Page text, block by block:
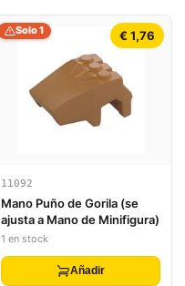
€ 1,76
Solo 1
11092
Mano Puño de Gorila (se
ajusta a Mano de Minifigura)
1 en stock
Añadir